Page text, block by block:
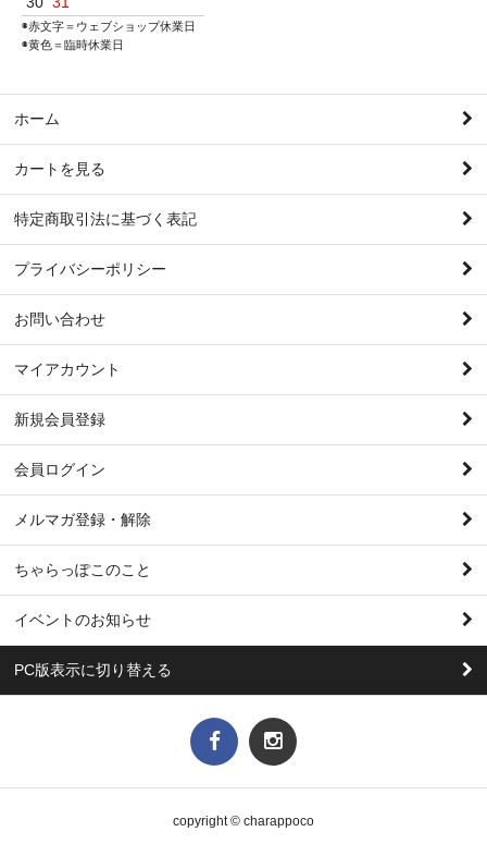
◉赤文字＝ウェブショップ休業日
◉黄色＝臨時休業日
ホーム
カートを見る
特定商取引法に基づく表記
プライバシーポリシー
お問い合わせ
マイアカウント
新規会員登録
会員ログイン
メルマガ登録・解除
ちゃらっぽこのこと
イベントのお知らせ
PC版表示に切り替える
copyright © charappoco